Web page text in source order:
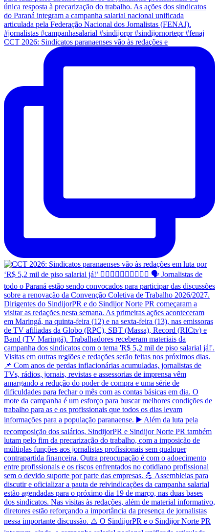
CCT 2026: Sindicatos paranaenses vão às redações e